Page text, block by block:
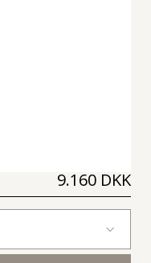
9.160 DKK